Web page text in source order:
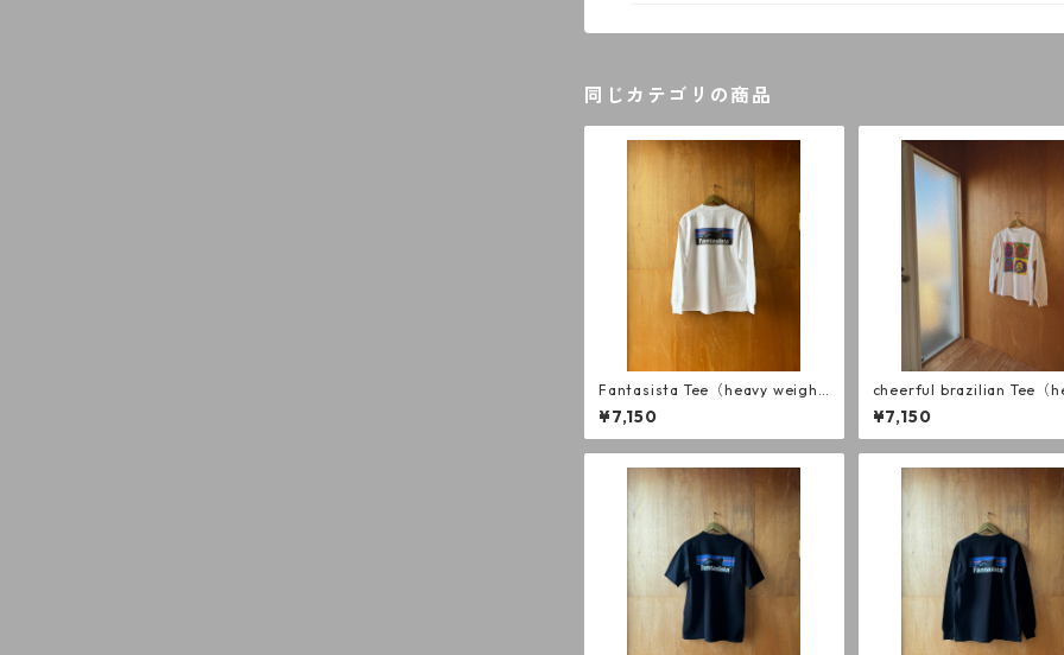
同じカテゴリの商品
Fantasista Tee（heavy weigh
t） long sleeve WH
¥7,150
cheerful brazilian Tee（
weight） long sleeve WH
¥7,150